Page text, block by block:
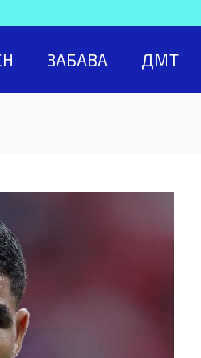
ЗАБАВА ДМТ